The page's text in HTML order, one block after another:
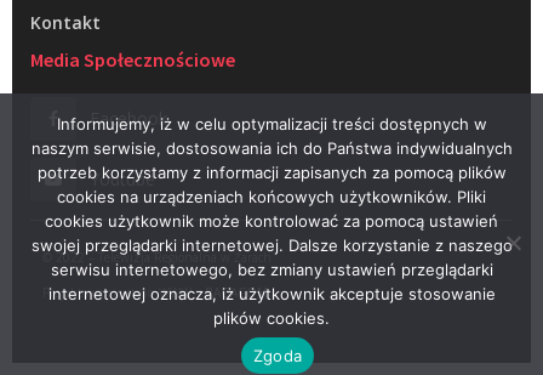
Kontakt
Media Społecznościowe
Facebook
Youtube
© 2022 – Telewizja Regionalna w Żarach
Projektowanie stron WWW –RAGACOM
Informujemy, iż w celu optymalizacji treści dostępnych w
naszym serwisie, dostosowania ich do Państwa indywidualnych
potrzeb korzystamy z informacji zapisanych za pomocą plików
cookies na urządzeniach końcowych użytkowników. Pliki
cookies użytkownik może kontrolować za pomocą ustawień
swojej przeglądarki internetowej. Dalsze korzystanie z naszego
serwisu internetowego, bez zmiany ustawień przeglądarki
internetowej oznacza, iż użytkownik akceptuje stosowanie
plików cookies.
Zgoda